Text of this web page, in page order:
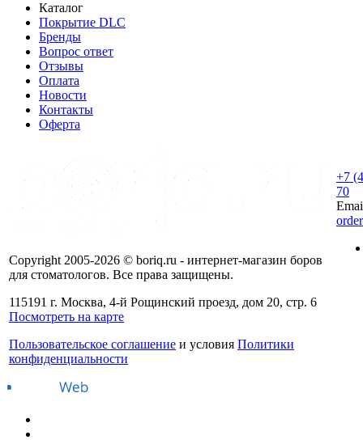
Каталог
Покрытие DLC
Бренды
Вопрос ответ
Отзывы
Оплата
Новости
Контакты
Оферта
Copyright 2005-2026 © boriq.ru - интернет-магазин боров
для стоматологов. Все права защищены.
115191 г. Москва, 4-й Рощинский проезд, дом 20, стр. 6
Посмотреть на карте
Пользовательское соглашение и условия Политики
конфиденциальности
+7
70